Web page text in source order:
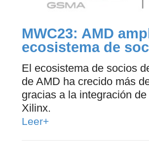
MWC23: AMD
ecosistema de
El ecosistema de socios
de AMD ha crecido más
gracias a la integración
Xilinx.
Leer+